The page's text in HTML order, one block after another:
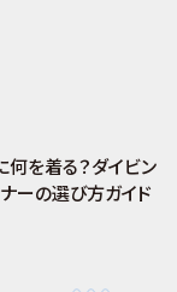
何を着る？ダイビン
ーの選び方ガイド